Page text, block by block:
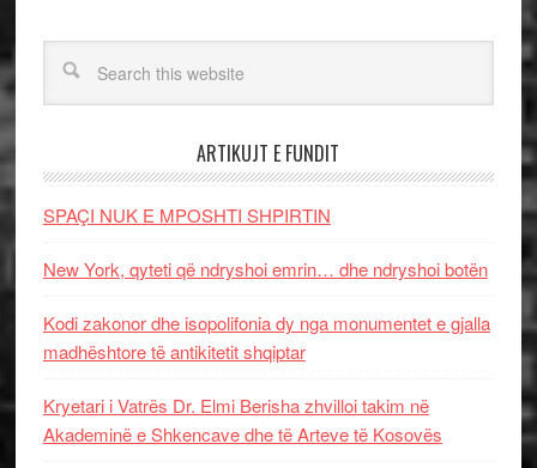
ARTIKUJT E FUNDIT
SPAÇI NUK E MPOSHTI SHPIRTIN
New York, qyteti që ndryshoi emrin… dhe ndryshoi botën
Kodi zakonor dhe isopolifonia dy nga monumentet e gjalla
madhështore të antikitetit shqiptar
Kryetari i Vatrës Dr. Elmi Berisha zhvilloi takim në
Akademinë e Shkencave dhe të Arteve të Kosovës